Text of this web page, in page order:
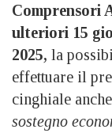
Comprensori
ulteriori 15
2025, la
effettuare il
cinghiale
sostegno